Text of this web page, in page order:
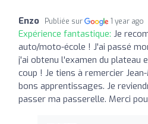
Enzo Publiée sur 1 year ago
Expérience fantastique: Je
auto/moto-école ! J'ai passé
j'ai obtenu l'examen du plateau
coup ! Je tiens à remercier
bons apprentissages. Je
passer ma passerelle. Merci